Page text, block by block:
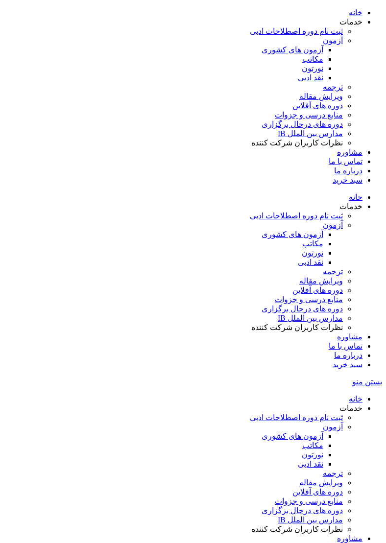
خانه
خدمات
ثبت نام دوره اصطلاحات ادبی
آزمون
آزمون های کشوری
مکاتب
نورتون
نقد ادبی
ترجمه
ویرایش مقاله
دوره های آفلاین
منابع درسی و جزوات
دوره های درحال برگزاری
مدارس بین الملل IB
نظرات کاربران شرکت کننده
مشاوره
تماس با ما
درباره ما
سبد خرید
خانه
خدمات
ثبت نام دوره اصطلاحات ادبی
آزمون
آزمون های کشوری
مکاتب
نورتون
نقد ادبی
ترجمه
ویرایش مقاله
دوره های آفلاین
منابع درسی و جزوات
دوره های درحال برگزاری
مدارس بین الملل IB
نظرات کاربران شرکت کننده
مشاوره
تماس با ما
درباره ما
سبد خرید
بستن منو
خانه
خدمات
ثبت نام دوره اصطلاحات ادبی
آزمون
آزمون های کشوری
مکاتب
نورتون
نقد ادبی
ترجمه
ویرایش مقاله
دوره های آفلاین
منابع درسی و جزوات
دوره های درحال برگزاری
مدارس بین الملل IB
نظرات کاربران شرکت کننده
مشاوره